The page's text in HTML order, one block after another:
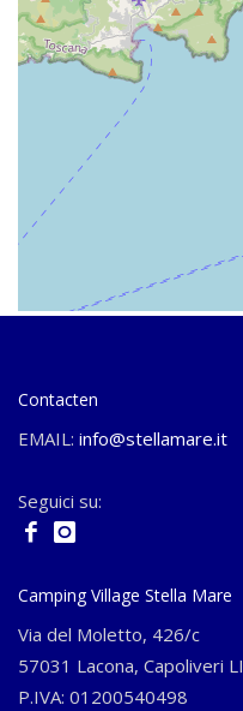
Contacten
EMAIL: info@stellamare.it
Seguici su:
Camping Village Stella Mare
Via del Moletto, 426/c
57031 Lacona, Capoliveri LI
P.IVA: 01200540498